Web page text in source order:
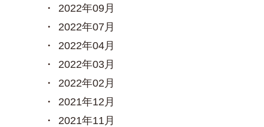
2022年09月
2022年07月
2022年04月
2022年03月
2022年02月
2021年12月
2021年11月